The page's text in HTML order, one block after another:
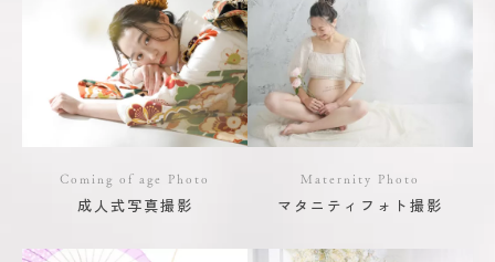
Coming of age Photo
成人式写真撮影
Maternity Photo
マタニティフォト撮影